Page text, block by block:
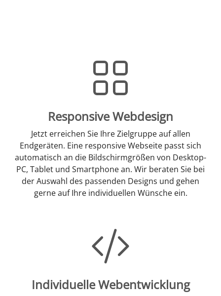
Responsive Webdesign
Jetzt erreichen Sie Ihre Zielgruppe auf allen
Endgeräten. Eine responsive Webseite passt sich
automatisch an die Bildschirmgrößen von Desktop-
PC, Tablet und Smartphone an. Wir beraten Sie bei
der Auswahl des passenden Designs und gehen
gerne auf Ihre individuellen Wünsche ein.
Individuelle Webentwicklung